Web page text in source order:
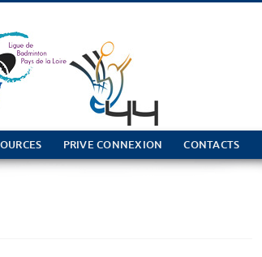
PRIVE CONNEXION CONTACTS